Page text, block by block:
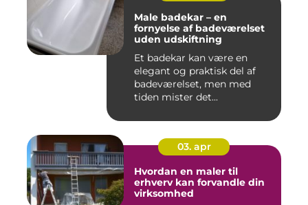
Male badekar – en
fornyelse af badeværelset
uden udskiftning
Et badekar kan være en
elegant og praktisk del af
badeværelset, men med
tiden mister det...
03. apr
Hvordan en maler til
erhverv kan forvandle din
virksomhed